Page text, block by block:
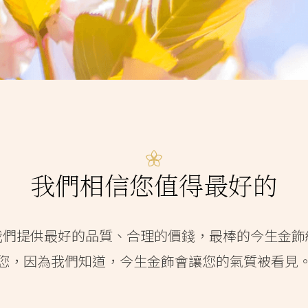
我們相信您值得最好的
提供最好的品質、合理的價錢，最棒的今生金
，因為我們知道，今生金飾會讓您的氣質被看見